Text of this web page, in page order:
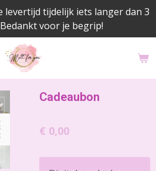
tijdelijk iets langer dan 3
voor je begrip!
Cadeaubon
€ 0,00